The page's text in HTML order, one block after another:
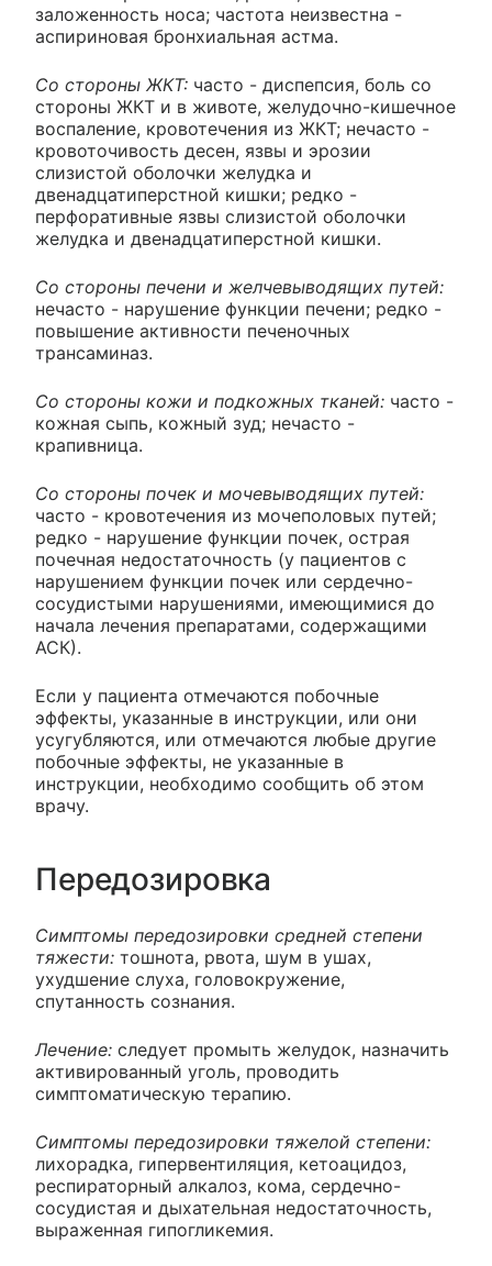
заложенность носа; частота неизвестна -
аспириновая бронхиальная астма.
Со стороны ЖКТ: часто - диспепсия, боль со
стороны ЖКТ и в животе, желудочно-кишечное
воспаление, кровотечения из ЖКТ; нечасто -
кровоточивость десен, язвы и эрозии
слизистой оболочки желудка и
двенадцатиперстной кишки; редко -
перфоративные язвы слизистой оболочки
желудка и двенадцатиперстной кишки.
Со стороны печени и желчевыводящих путей:
нечасто - нарушение функции печени; редко -
повышение активности печеночных
трансаминаз.
Со стороны кожи и подкожных тканей: часто -
кожная сыпь, кожный зуд; нечасто -
крапивница.
Со стороны почек и мочевыводящих путей:
часто - кровотечения из мочеполовых путей;
редко - нарушение функции почек, острая
почечная недостаточность (у пациентов с
нарушением функции почек или сердечно-
сосудистыми нарушениями, имеющимися до
начала лечения препаратами, содержащими
АСК).
Если у пациента отмечаются побочные
эффекты, указанные в инструкции, или они
усугубляются, или отмечаются любые другие
побочные эффекты, не указанные в
инструкции, необходимо сообщить об этом
врачу.
Передозировка
Симптомы передозировки средней степени
тяжести: тошнота, рвота, шум в ушах,
ухудшение слуха, головокружение,
спутанность сознания.
Лечение: следует промыть желудок, назначить
активированный уголь, проводить
симптоматическую терапию.
Симптомы передозировки тяжелой степени:
лихорадка, гипервентиляция, кетоацидоз,
респираторный алкалоз, кома, сердечно-
сосудистая и дыхательная недостаточность,
выраженная гипогликемия.